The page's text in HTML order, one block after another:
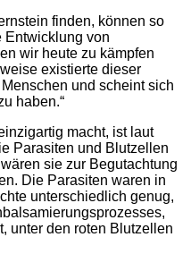
finden, können so
Entwicklung von
wir heute zu kämpfen
existierte dieser
und scheint sich
haben.“
macht, ist laut
Parasiten und Blutzellen
sie zur Begutachtung
Die Parasiten waren in
unterschiedlich genug,
unter den roten Blutzellen